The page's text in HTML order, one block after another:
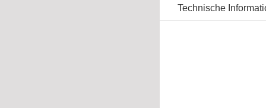
Technische